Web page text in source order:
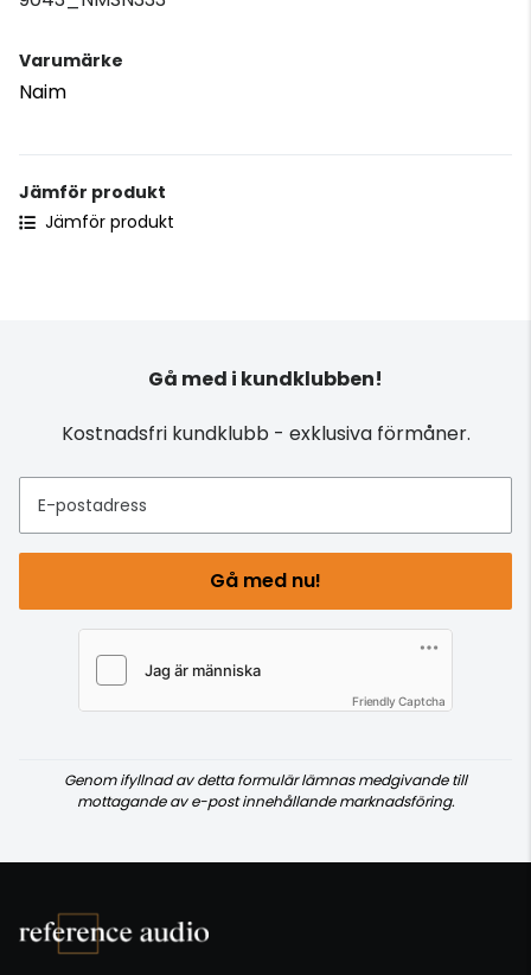
Varumärke
Naim
Jämför produkt
Jämför produkt
Gå med i kundklubben!
Kostnadsfri kundklubb - exklusiva förmåner.
E-postadress
Gå med nu!
Friendly Captcha
Genom ifyllnad av detta formulär lämnas medgivande till
mottagande av e-post innehållande marknadsföring.